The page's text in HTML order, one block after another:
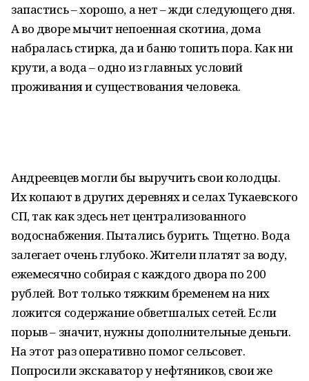
запастись – хорошо, а нет – жди следующего дня.
А во дворе мычит непоенная скотина, дома
набралась стирка, да и баню топить пора. Как ни
крути, а вода – одно из главных условий
проживания и существования человека.
Андреевцев могли бы выручить свои колодцы.
Их копают в других деревнях и селах Тукаевского
СП, так как здесь нет централизованного
водоснабжения. Пытались бурить. Тщетно. Вода
залегает очень глубоко. Жители платят за воду,
ежемесячно собирая с каждого двора по 200
рублей. Вот только тяжким бременем на них
ложится содержание обветшалых сетей. Если
порыв – значит, нужны дополнительные деньги.
На этот раз оперативно помог сельсовет.
Попросили экскаватор у нефтяников, свои же